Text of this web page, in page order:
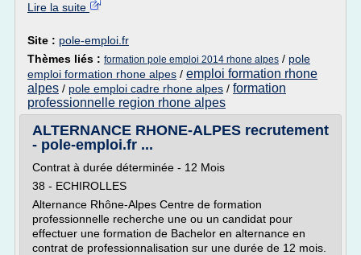
Lire la suite
Site : pole-emploi.fr
Thèmes liés : formation pole emploi 2014 rhone alpes / pole
emploi formation rhone alpes / emploi formation rhone
alpes / pole emploi cadre rhone alpes / formation
professionnelle region rhone alpes
ALTERNANCE RHONE-ALPES recrutement
- pole-emploi.fr ...
Contrat à durée déterminée - 12 Mois
38 - ECHIROLLES
Alternance Rhône-Alpes Centre de formation
professionnelle recherche une ou un candidat pour
effectuer une formation de Bachelor en alternance en
contrat de professionnalisation sur une durée de 12 mois.